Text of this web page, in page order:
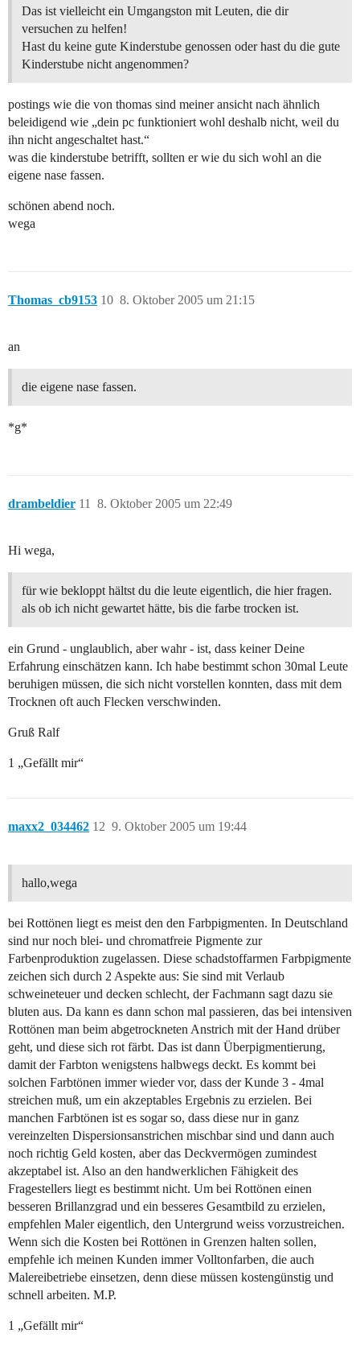
Das ist vielleicht ein Umgangston mit Leuten, die dir
versuchen zu helfen!
Hast du keine gute Kinderstube genossen oder hast du die gute
Kinderstube nicht angenommen?
postings wie die von thomas sind meiner ansicht nach ähnlich
beleidigend wie „dein pc funktioniert wohl deshalb nicht, weil du
ihn nicht angeschaltet hast.“
was die kinderstube betrifft, sollten er wie du sich wohl an die
eigene nase fassen.
schönen abend noch.
wega
Thomas_cb9153 8. Oktober 2005 um 21:15
10
an
die eigene nase fassen.
*g*
drambeldier 8. Oktober 2005 um 22:49
11
Hi wega,
für wie bekloppt hältst du die leute eigentlich, die hier fragen.
als ob ich nicht gewartet hätte, bis die farbe trocken ist.
ein Grund - unglaublich, aber wahr - ist, dass keiner Deine
Erfahrung einschätzen kann. Ich habe bestimmt schon 30mal Leute
beruhigen müssen, die sich nicht vorstellen konnten, dass mit dem
Trocknen oft auch Flecken verschwinden.
Gruß Ralf
1 „Gefällt mir“
maxx2_034462 9. Oktober 2005 um 19:44
12
hallo,wega
bei Rottönen liegt es meist den den Farbpigmenten. In Deutschland
sind nur noch blei- und chromatfreie Pigmente zur
Farbenproduktion zugelassen. Diese schadstoffarmen Farbpigmente
zeichen sich durch 2 Aspekte aus: Sie sind mit Verlaub
schweineteuer und decken schlecht, der Fachmann sagt dazu sie
bluten aus. Da kann es dann schon mal passieren, das bei intensiven
Rottönen man beim abgetrockneten Anstrich mit der Hand drüber
geht, und diese sich rot färbt. Das ist dann Überpigmentierung,
damit der Farbton wenigstens halbwegs deckt. Es kommt bei
solchen Farbtönen immer wieder vor, dass der Kunde 3 - 4mal
streichen muß, um ein akzeptables Ergebnis zu erzielen. Bei
manchen Farbtönen ist es sogar so, dass diese nur in ganz
vereinzelten Dispersionsanstrichen mischbar sind und dann auch
noch richtig Geld kosten, aber das Deckvermögen zumindest
akzeptabel ist. Also an den handwerklichen Fähigkeit des
Fragestellers liegt es bestimmt nicht. Um bei Rottönen einen
besseren Brillanzgrad und ein besseres Gesamtbild zu erzielen,
empfehlen Maler eigentlich, den Untergrund weiss vorzustreichen.
Wenn sich die Kosten bei Rottönen in Grenzen halten sollen,
empfehle ich meinen Kunden immer Volltonfarben, die auch
Malereibetriebe einsetzen, denn diese müssen kostengünstig und
schnell arbeiten. M.P.
1 „Gefällt mir“